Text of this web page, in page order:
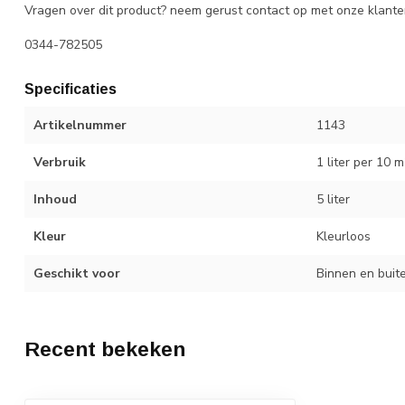
Vragen over dit product? neem gerust contact op met onze
0344-782505
Specificaties
Artikelnummer 1143
Verbruik 1 liter per 10
Inhoud 5 liter
Kleur Kleurloos
Geschikt voor Binnen en
Recent bekeken